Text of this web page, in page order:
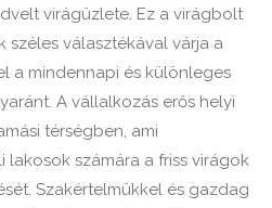
virágüzlete. Ez a virágbolt
széles választékával várja a
a mindennapi és különleges
A vállalkozás erős helyi
térségben, ami
számára a friss virágok
Szakértelmükkel és gazdag